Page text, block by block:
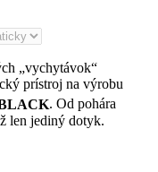
„vychytávok“
prístroj na výrobu
. Od pohára
len jediný dotyk.